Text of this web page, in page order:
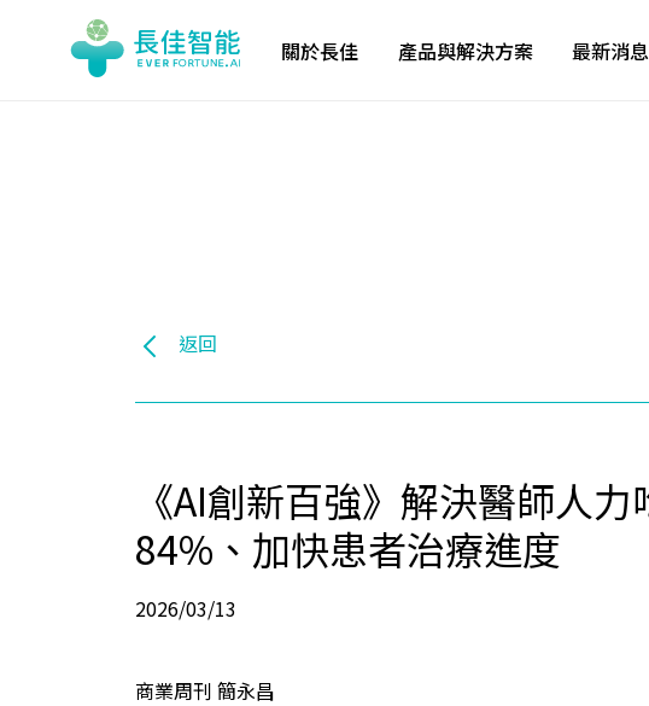
關於長佳 產品與解決方案 最新消息
返回
《AI創新百強》解決醫師人
84%、加快患者治療進度
2026/03/13
商業周刊 簡永昌